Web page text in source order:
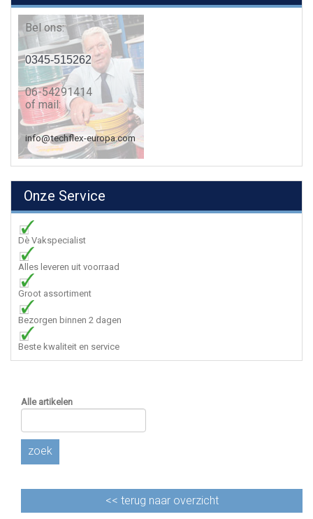
Bel ons:
0345-515262
06-54291414
of mail:
info@techflex-europa.com
Onze Service
Dè Vakspecialist
Alles leveren uit voorraad
Groot assortiment
Bezorgen binnen 2 dagen
Beste kwaliteit en service
Alle artikelen
zoek
<< terug naar overzicht